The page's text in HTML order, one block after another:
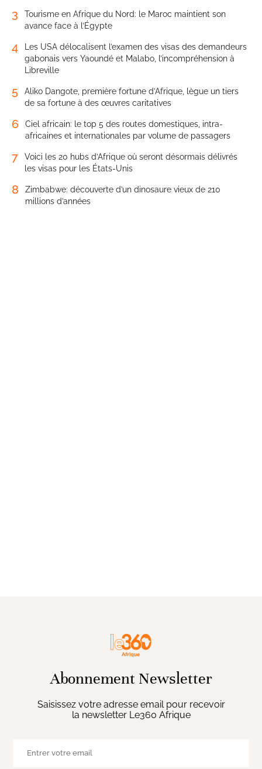
3
Tourisme en Afrique du Nord: le Maroc maintient son
avance face à l’Égypte
4
Les USA délocalisent l’examen des visas des demandeurs
gabonais vers Yaoundé et Malabo, l’incompréhension à
Libreville
5
Aliko Dangote, première fortune d’Afrique, lègue un tiers
de sa fortune à des œuvres caritatives
6
Ciel africain: le top 5 des routes domestiques, intra-
africaines et internationales par volume de passagers
7
Voici les 20 hubs d’Afrique où seront désormais délivrés
les visas pour les États-Unis
8
Zimbabwe: découverte d’un dinosaure vieux de 210
millions d’années
Abonnement Newsletter
Saisissez votre adresse email pour recevoir
la newsletter Le360 Afrique